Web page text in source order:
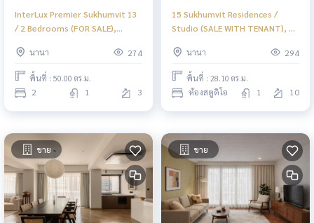
InterLux Premier Sukhumvit 13
/ 2 Bedrooms (FOR SALE),
2 ห้องนอน (ขาย) BJ036
นานา 274
พื้นที่ : 50.00 ตร.ม.
2 1 3
15 Sukhumvit Residences /
Studio (SALE WITH TENANT), 15
พร้อมผู้เช่า) BJ009
นานา 294
พื้นที่ : 28.10 ตร.ม.
ห้องสตูดิโอ 1 10
ขาย ขาย